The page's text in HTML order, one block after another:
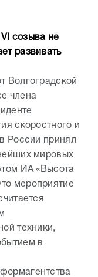
созыва не
развивать
Волгоградской
члена
скоростного и
России принял
мировых
ИА «Высота
мероприятие
техники,
в